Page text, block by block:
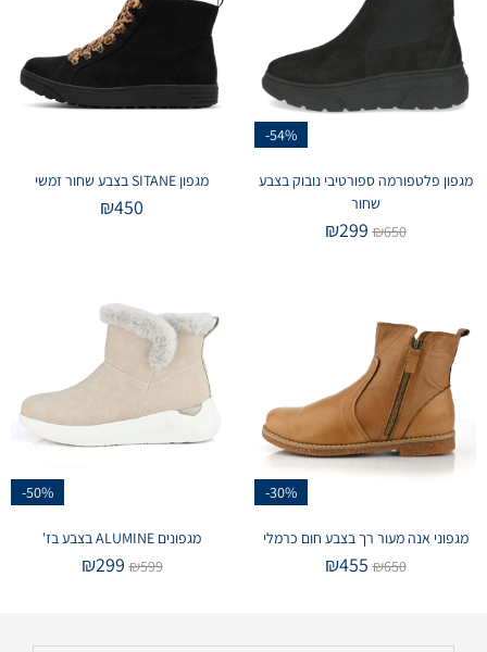
-54%
מגפון פלטפורמה ספורטיבי נובוק בצבע
שחור
₪650
₪299
מגפון SITANE בצבע שחור זמשי
₪450
-30%
מגפוני אנה מעור רך בצבע חום כרמלי
₪650
₪455
-50%
מגפונים ALUMINE בצבע בז'
₪599
₪299